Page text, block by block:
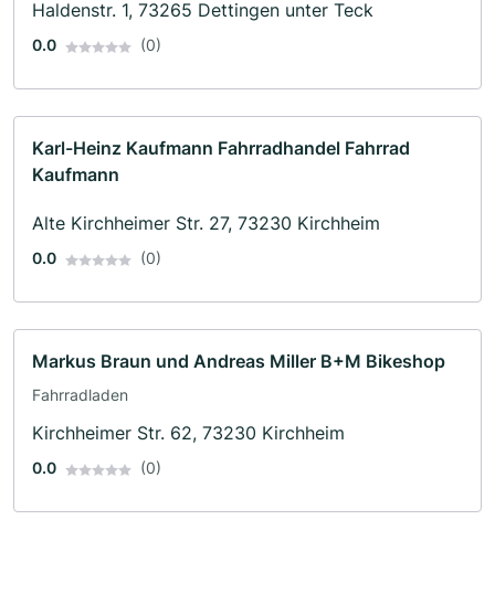
Haldenstr. 1, 73265 Dettingen unter Teck
0.0 (0)
Karl-Heinz Kaufmann Fahrradhandel Fahrrad
Kaufmann
Alte Kirchheimer Str. 27, 73230 Kirchheim
0.0 (0)
Markus Braun und Andreas Miller B+M Bikeshop
Fahrradladen
Kirchheimer Str. 62, 73230 Kirchheim
0.0 (0)